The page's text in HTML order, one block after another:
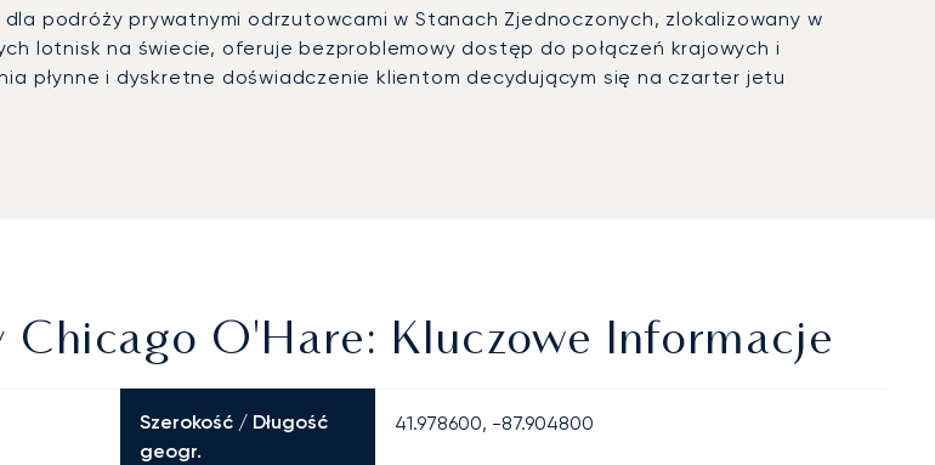
podróży prywatnymi odrzutowcami w Stanach Zjednoczonych, zlokalizowany w
lotnisk na świecie, oferuje bezproblemowy dostęp do połączeń krajowych i
płynne i dyskretne doświadczenie klientom decydującym się na czarter jetu
O'Hare: Kluczowe Informacje
Szerokość / Długość
geogr.
41.978600, -87.904800